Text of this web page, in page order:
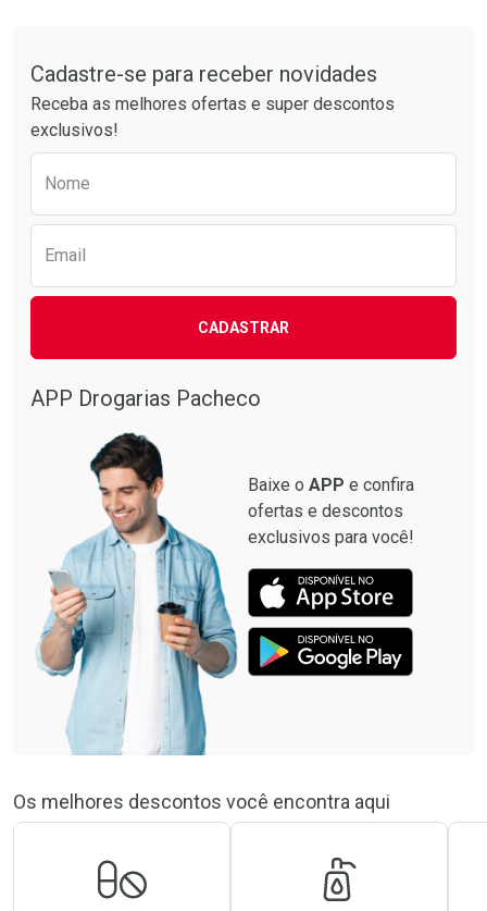
Laboratório
Ver Desconto Convênio
Por Menos Laboratório
Por Menos
Cadastre-se para receber novidades
Receba as melhores ofertas e super descontos
exclusivos!
Nome
Email
CADASTRAR
APP Drogarias Pacheco
Baixe o APP e confira
ofertas e descontos
exclusivos para você!
Os melhores descontos você encontra aqui